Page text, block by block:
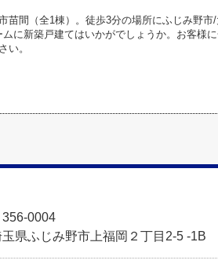
苗間（全1棟）。徒歩3分の場所にふじみ野
に新築戸建てはいかがでしょうか。お客様
い。
356-0004
玉県ふじみ野市上福岡２丁目2-5 -1B